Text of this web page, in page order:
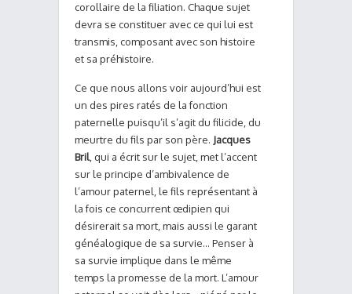
corollaire de la filiation. Chaque sujet
devra se constituer avec ce qui lui est
transmis, composant avec son histoire
et sa préhistoire.
Ce que nous allons voir aujourd’hui est
un des pires ratés de la fonction
paternelle puisqu’il s’agit du filicide, du
meurtre du fils par son père. Jacques
Bril, qui a écrit sur le sujet, met l’accent
sur le principe d’ambivalence de
l’amour paternel, le fils représentant à
la fois ce concurrent œdipien qui
désirerait sa mort, mais aussi le garant
généalogique de sa survie… Penser à
sa survie implique dans le même
temps la promesse de la mort. L’amour